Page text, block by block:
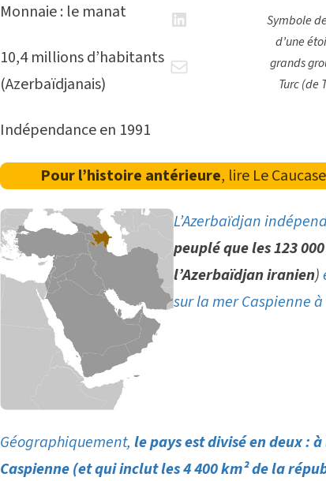
Monnaie : le manat
10,4 millions d’habitants
(Azerbaïdjanais)
Indépendance en 1991
Symbole
d’une
grands
Turc (de
Pour l’histoire antérieure, lire Le
L’Azerbaïdjan
peuplé que les 123
l’Azerbaïdjan iranien)
sur la mer Caspienne à
Géographiquement, le pays est divisé en deux :
Caspienne (et qui inclut les 4 400 km² de la